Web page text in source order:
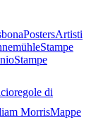
PostersArtisti
Stampe
Stampe
regole di
MorrisMappe